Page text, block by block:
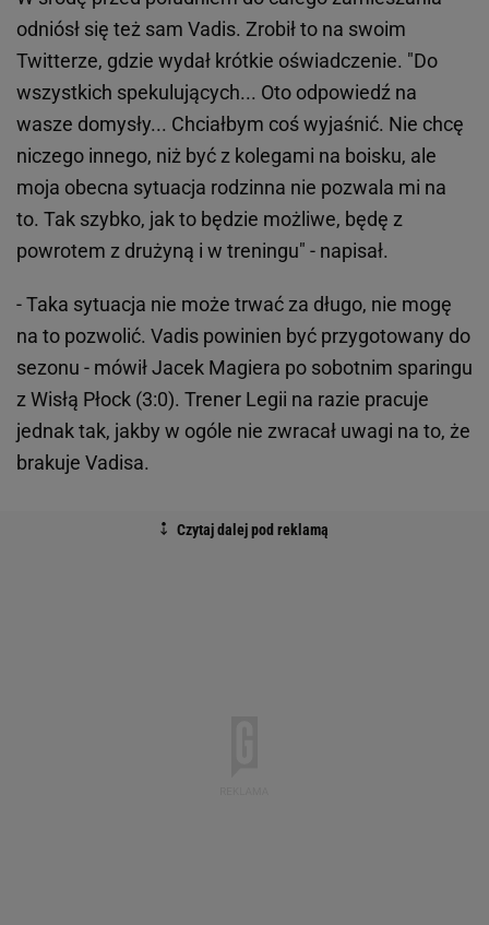
odniósł się też sam Vadis. Zrobił to na swoim
Twitterze, gdzie wydał krótkie oświadczenie. "Do
wszystkich spekulujących... Oto odpowiedź na
wasze domysły... Chciałbym coś wyjaśnić. Nie chcę
niczego innego, niż być z kolegami na boisku, ale
moja obecna sytuacja rodzinna nie pozwala mi na
to. Tak szybko, jak to będzie możliwe, będę z
powrotem z drużyną i w treningu" - napisał.
- Taka sytuacja nie może trwać za długo, nie mogę
na to pozwolić. Vadis powinien być przygotowany do
sezonu - mówił Jacek Magiera po sobotnim sparingu
z Wisłą Płock (3:0). Trener Legii na razie pracuje
jednak tak, jakby w ogóle nie zwracał uwagi na to, że
brakuje Vadisa.